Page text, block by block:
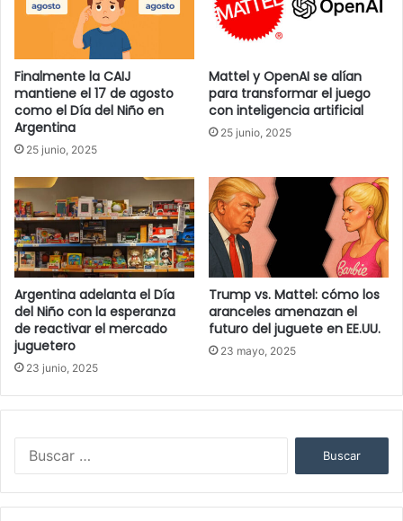
Finalmente la CAIJ
mantiene el 17 de agosto
como el Día del Niño en
Argentina
25 junio, 2025
Mattel y OpenAI se alían
para transformar el juego
con inteligencia artificial
25 junio, 2025
Argentina adelanta el Día
del Niño con la esperanza
de reactivar el mercado
juguetero
23 junio, 2025
Trump vs. Mattel: cómo los
aranceles amenazan el
futuro del juguete en EE.UU.
23 mayo, 2025
c